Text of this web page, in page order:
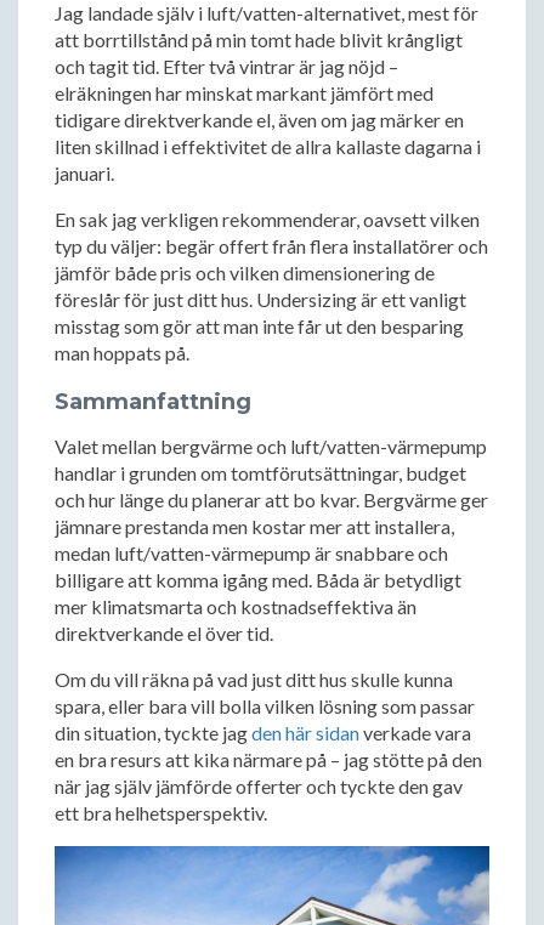
Jag landade själv i luft/vatten-alternativet, mest för
att borrtillstånd på min tomt hade blivit krångligt
och tagit tid. Efter två vintrar är jag nöjd –
elräkningen har minskat markant jämfört med
tidigare direktverkande el, även om jag märker en
liten skillnad i effektivitet de allra kallaste dagarna i
januari.
En sak jag verkligen rekommenderar, oavsett vilken
typ du väljer: begär offert från flera installatörer och
jämför både pris och vilken dimensionering de
föreslår för just ditt hus. Undersizing är ett vanligt
misstag som gör att man inte får ut den besparing
man hoppats på.
Sammanfattning
Valet mellan bergvärme och luft/vatten-värmepump
handlar i grunden om tomtförutsättningar, budget
och hur länge du planerar att bo kvar. Bergvärme ger
jämnare prestanda men kostar mer att installera,
medan luft/vatten-värmepump är snabbare och
billigare att komma igång med. Båda är betydligt
mer klimatsmarta och kostnadseffektiva än
direktverkande el över tid.
Om du vill räkna på vad just ditt hus skulle kunna
spara, eller bara vill bolla vilken lösning som passar
din situation, tyckte jagden här sidanverkade vara
en bra resurs att kika närmare på – jag stötte på den
när jag själv jämförde offerter och tyckte den gav
ett bra helhetsperspektiv.